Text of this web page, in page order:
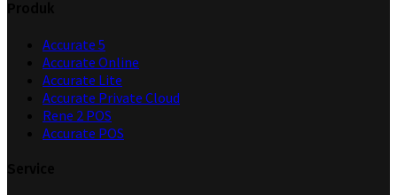
Accurate 5
Accurate Online
Accurate Lite
Accurate Private Cloud
Rene 2 POS
Accurate POS